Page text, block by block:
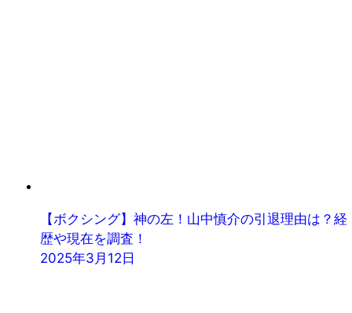
【ボクシング】神の左！山中慎介の引退理由は？経
歴や現在を調査！
2025年3月12日